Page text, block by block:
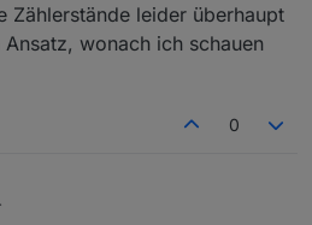
Zählerstände leider überhaupt
wonach ich schauen
0